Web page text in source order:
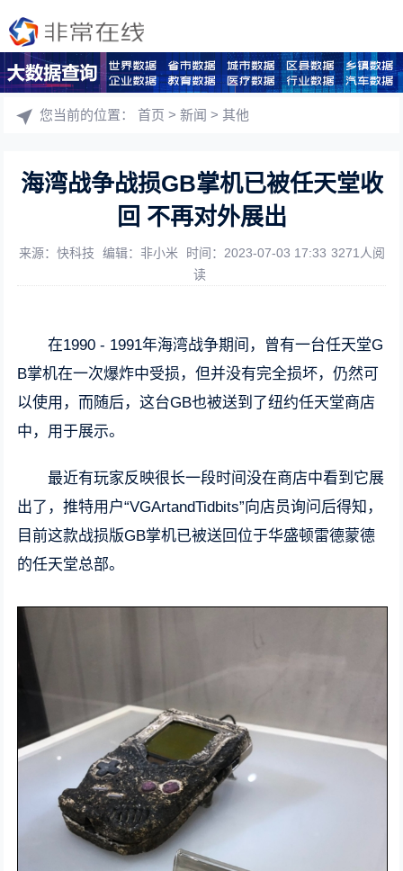
您当前的位置：首页 >新闻 >其他
海湾战争战损GB掌机已被任天堂收
回 不再对外展出
来源：快科技 编辑：非小米 时间：2023-07-03 17:33 3271人阅
读
在1990 - 1991年海湾战争期间，曾有一台任天堂G
B掌机在一次爆炸中受损，但并没有完全损坏，仍然可
以使用，而随后，这台GB也被送到了纽约任天堂商店
中，用于展示。
最近有玩家反映很长一段时间没在商店中看到它展
出了，推特用户“VGArtandTidbits”向店员询问后得知，
目前这款战损版GB掌机已被送回位于华盛顿雷德蒙德
的任天堂总部。